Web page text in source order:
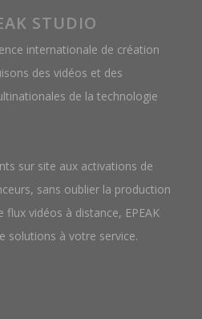
STUDIO
internationale de création
des vidéos et des
de la technologie
sur site aux activations de
sans oublier la production
vidéos à distance, EPEAK
solutions à votre service.